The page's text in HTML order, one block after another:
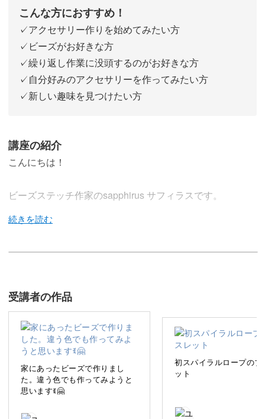
こんな方におすすめ！
✓アクセサリー作りを始めてみたい方
✓ビーズがお好きな方
✓繰り返し作業に没頭するのがお好きな方
✓自分好みのアクセサリーを作ってみたい方
✓新しい趣味を見つけたい方
講座の紹介
こんにちは！
ビーズステッチ作家のsapphirus サフィラスです。
「スパイラルロープ」という、ビーズステッチの基本技術
を学んでいきましょう。
針と糸、ビーズの扱い方から丁寧にご紹介しますので、ビ
ーズステッチがはじめてという方も気軽に取り組んでくだ
受講者の作品
家にあったビーズで作りまし
た。違う色でも作ってみようと
思いますꉂ🤗
初スパイラルロープのブ
ット